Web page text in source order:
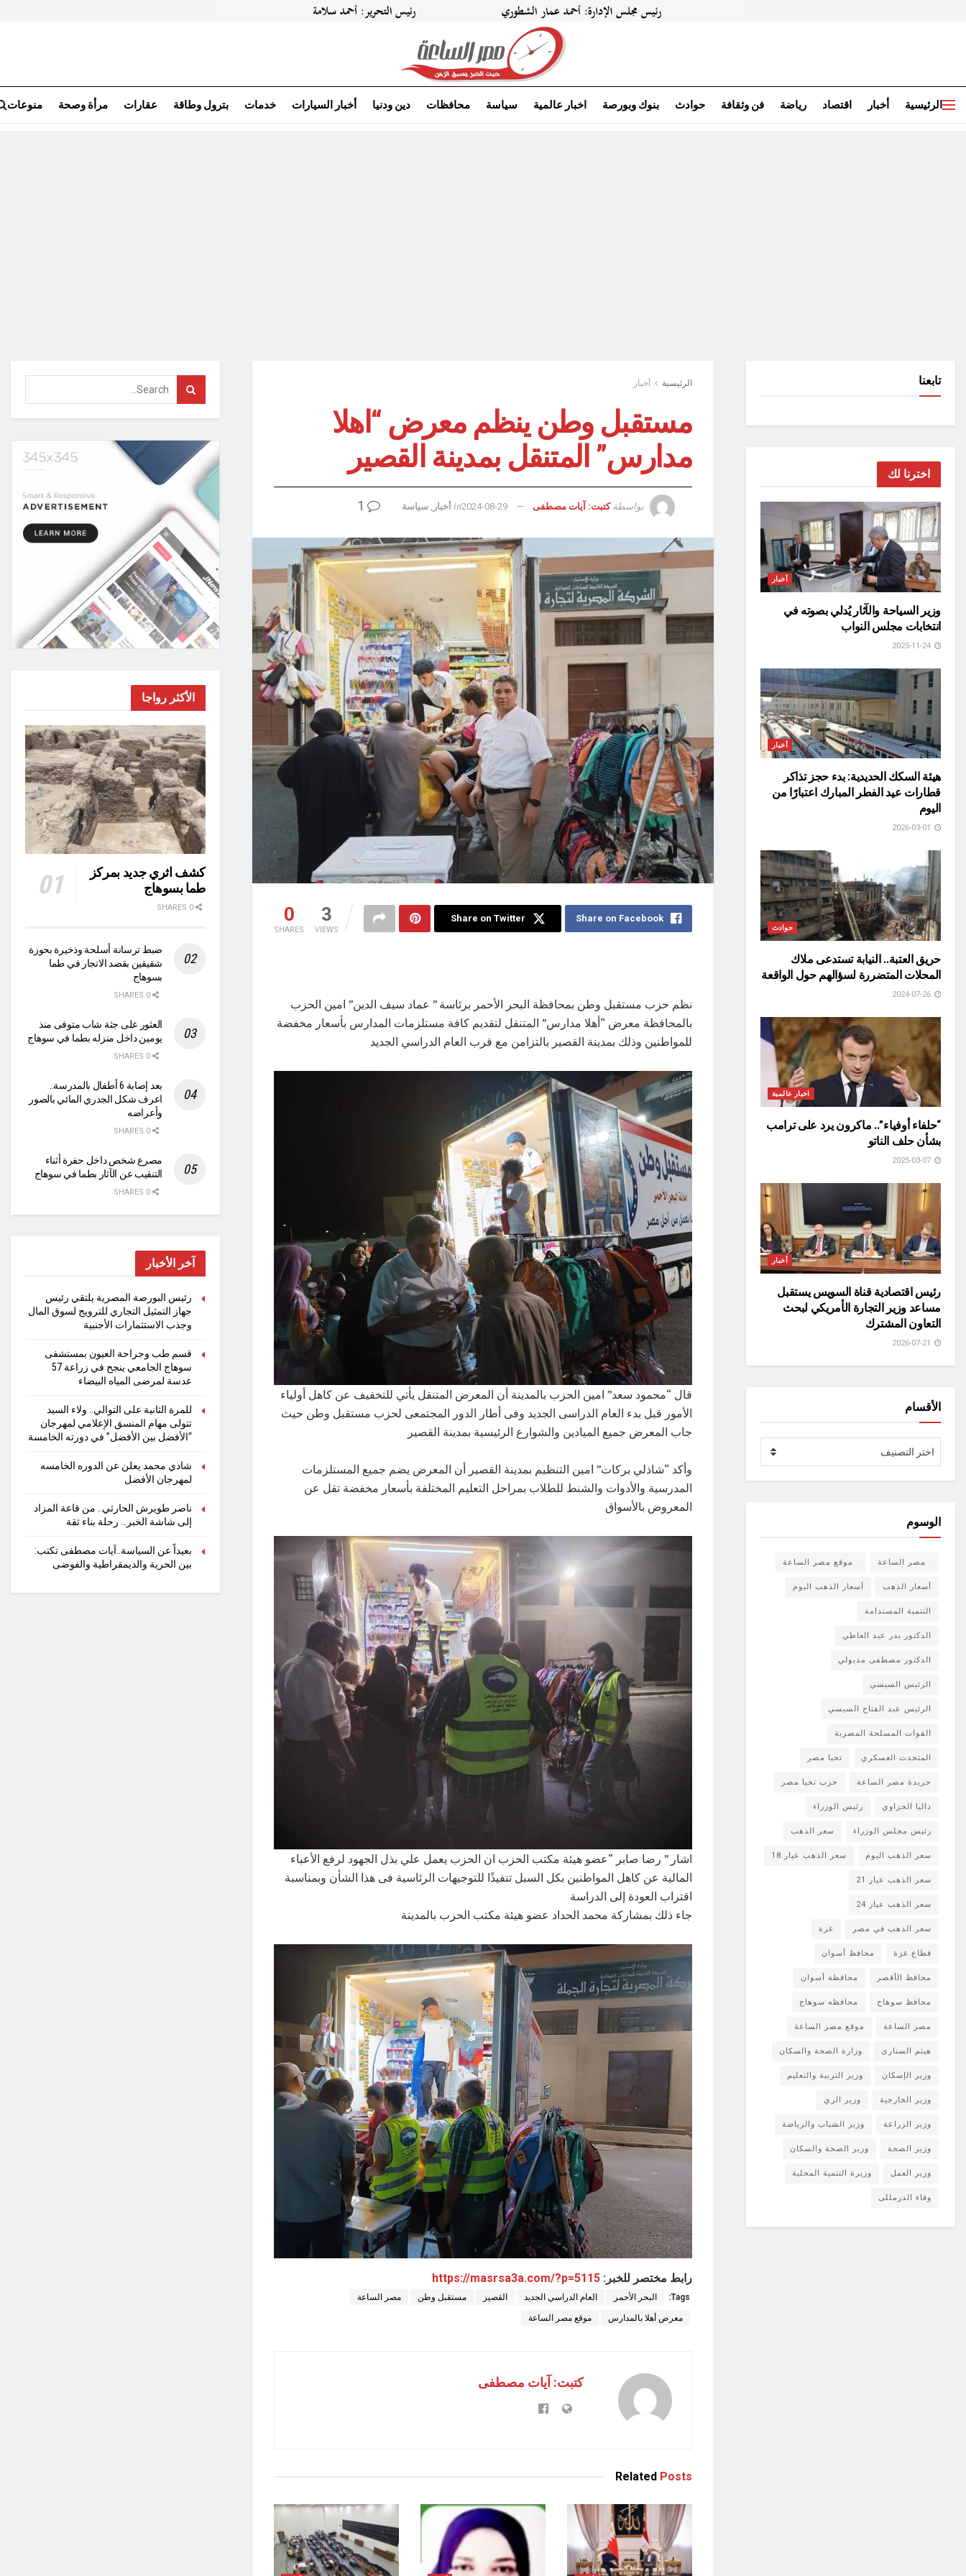
الرئيسية أخبار اقتصاد رياضة فن وثقافة حوادث بنوك وبورصة اخبار عالمية سياسة محافظات دين ودنيا أخبار السيارات خدمات بترول وطاقة عقارات مرأة وصحة منوعات
الرئيسية أخبار
مستقبل وطن ينظم معرض “اهلا
مدارس” المتنقل بمدينة القصير
بواسطة كتبت: آيات مصطفى 2024-08-29
in أخبار سياسة
0
SHARES
3
VIEWS
Share on Facebook
Share on Twitter
نظم حزب مستقبل وطن بمحافظة البحر الأحمر برئاسة ” عماد سيف الدين” امين الحزب
بالمحافظة معرض “أهلا مدارس” المتنقل لتقديم كافة مستلزمات المدارس بأسعار مخفضة
للمواطنين وذلك بمدينة القصير بالتزامن مع قرب العام الدراسي الجديد
قال “محمود سعد” امين الحزب بالمدينة أن المعرض المتنقل يأتي للتخفيف عن كاهل أولياء
الأمور قبل بدء العام الدراسى الجديد وفى أطار الدور المجتمعى لحزب مستقبل وطن حيث
جاب المعرض جميع الميادين والشوارع الرئيسية بمدينة القصير
وأكد “شاذلي بركات” امين التنظيم بمدينة القصير أن المعرض يضم جميع المستلزمات
المدرسية والأدوات والشنط للطلاب بمراحل التعليم المختلفة بأسعار مخفضة تقل عن
المعروض بالأسواق
اشار ” رضا صابر “عضو هيئة مكتب الحزب ان الحزب يعمل علي بذل الجهود لرفع الأعباء
المالية عن كاهل المواطنين بكل السبل تنفيذًا للتوجيهات الرئاسية فى هذا الشأن وبمناسبة
اقتراب العودة إلى الدراسة
جاء ذلك بمشاركة محمد الحداد عضو هيئة مكتب الحزب بالمدينة
رابط مختصر للخبر: https://masrsa3a.com/?p=5115
Tags: البحر الأحمر العام الدراسي الجديد القصير مستقبل وطن مصر الساعة
معرض أهلا بالمدارس موقع مصر الساعة
كتبت: آيات مصطفى
Related Posts
تابعنا
اخترنا لك
أخبار
وزير السياحة والآثار يُدلي بصوته في
انتخابات مجلس النواب
أخبار
هيئة السكك الحديدية: بدء حجز تذاكر
قطارات عيد الفطر المبارك اعتبارًا من
اليوم
حوادث
حريق العتبة.. النيابة تستدعى ملاك
المحلات المتضررة لسؤالهم حول الواقعة
اخبار عالمية
“حلفاء أوفياء”.. ماكرون يرد على ترامب
بشأن حلف الناتو
أخبار
رئيس اقتصادية قناة السويس يستقبل
مساعد وزير التجارة الأمريكي لبحث
التعاون المشترك
الأقسام
اختر التصنيف
الوسوم
مصر الساعة موقع مصر الساعة
أسعار الذهب أسعار الذهب اليوم
التنمية المستدامة
الدكتور بدر عبد العاطي
الدكتور مصطفى مدبولي
الرئيس السيسي
الرئيس عبد الفتاح السيسي
القوات المسلحة المصرية
المتحدث العسكري تحيا مصر
جريدة مصر الساعة حزب تحيا مصر
داليا الحزاوي رئيس الوزراء
رئيس مجلس الوزراء سعر الذهب
سعر الذهب اليوم سعر الذهب عيار 18
سعر الذهب عيار 21
سعر الذهب عيار 24
سعر الذهب في مصر غزة
قطاع غزة محافظ أسوان
محافظ الأقصر محافظة أسوان
محافظ سوهاج محافظه سوهاج
مصر الساعة موقع مصر الساعة
هيثم السنارى وزارة الصحة والسكان
وزير الإسكان وزير التربية والتعليم
وزير الخارجية وزير الري
وزير الزراعة وزير الشباب والرياضة
وزير الصحة وزير الصحة والسكان
وزير العمل وزيرة التنمية المحلية
وفاء الدرمللى
الأكثر رواجا
كشف اثري جديد بمركز
طما بسوهاج
ضبط ترسانة أسلحة وذخيرة بحوزة
شقيقين بقصد الاتجار في طما
بسوهاج
العثور على جثة شاب متوفى منذ
يومين داخل منزله بطما في سوهاج
بعد إصابة 6 أطفال بالمدرسة..
اعرف شكل الجدري المائي بالصور
وأعراضه
مصرع شخص داخل حفرة أثناء
التنقيب عن الآثار بطما في سوهاج
آخر الأخبار
رئيس البورصة المصرية يلتقي رئيس
جهاز التمثيل التجاري للترويج لسوق المال
وجذب الاستثمارات الأجنبية
قسم طب وجراحة العيون بمستشفى
سوهاج الجامعي ينجح في زراعة 57
عدسة لمرضى المياه البيضاء
للمرة الثانية على التوالي.. ولاء السيد
تتولى مهام المنسق الإعلامي لمهرجان
“الأفضل بين الأفضل” في دورته الخامسة
شادي محمد يعلن عن الدوره الخامسه
لمهرجان الأفضل
ناصر طويرش الحارثي.. من قاعة المزاد
إلى شاشة الخبر… رحلة بناء ثقة
بعيداً عن السياسة..آيات مصطفى تكتب:
بين الحرية والديمقراطية والفوضى